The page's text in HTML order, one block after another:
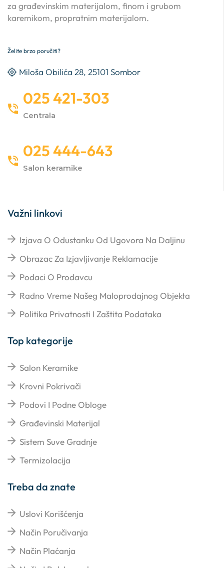
za građevinskim materijalom, finom i grubom
karemikom, propratnim materijalom.
Želite brzo poručiti?
Miloša Obilića 28, 25101 Sombor
025 421-303
Centrala
025 444-643
Salon keramike
Važni linkovi
Izjava O Odustanku Od Ugovora Na Daljinu
Obrazac Za Izjavljivanje Reklamacije
Podaci O Prodavcu
Radno Vreme Našeg Maloprodajnog Objekta
Politika Privatnosti I Zaštita Podataka
Top kategorije
Salon Keramike
Krovni Pokrivači
Podovi I Podne Obloge
Građevinski Materijal
Sistem Suve Gradnje
Termizolacija
Treba da znate
Uslovi Korišćenja
Način Poručivanja
Način Plaćanja